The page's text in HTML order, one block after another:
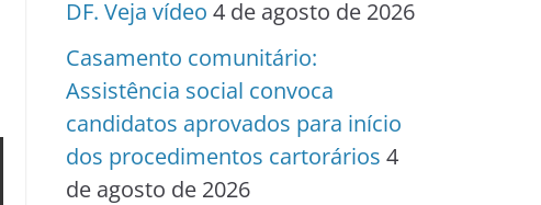
DF. Veja vídeo 4 de agosto de 2026
Casamento comunitário:
Assistência social convoca
candidatos aprovados para início
dos procedimentos cartorários 4
de agosto de 2026